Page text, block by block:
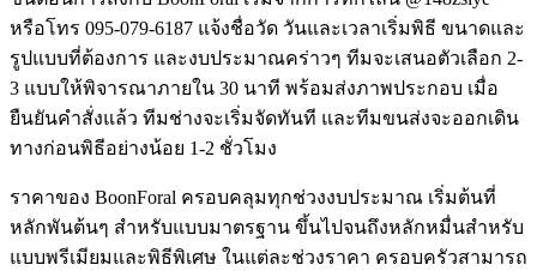
หรือโทร 095-079-6187 แจ้งชื่อวัด วันและเวลาเริ่มพิธี ขนาดและ
รูปแบบที่ต้องการ และงบประมาณคร่าวๆ ทีมจะเสนอตัวเลือก 2-
3 แบบให้พิจารณาภายใน 30 นาที พร้อมส่งภาพประกอบ เมื่อ
ยืนยันคำสั่งแล้ว ทีมช่างจะเริ่มจัดทันที และทีมขนส่งจะออกเดิน
ทางก่อนพิธีอย่างน้อย 1-2 ชั่วโมง
ราคาของ BoonForal ครอบคลุมทุกช่วงงบประมาณ เริ่มต้นที่
หลักพันต้นๆ สำหรับแบบมาตรฐาน ขึ้นไปจนถึงหลักหมื่นสำหรับ
แบบพรีเมียมและพิธีพิเศษ ในแต่ละช่วงราคา ครอบครัวสามารถ